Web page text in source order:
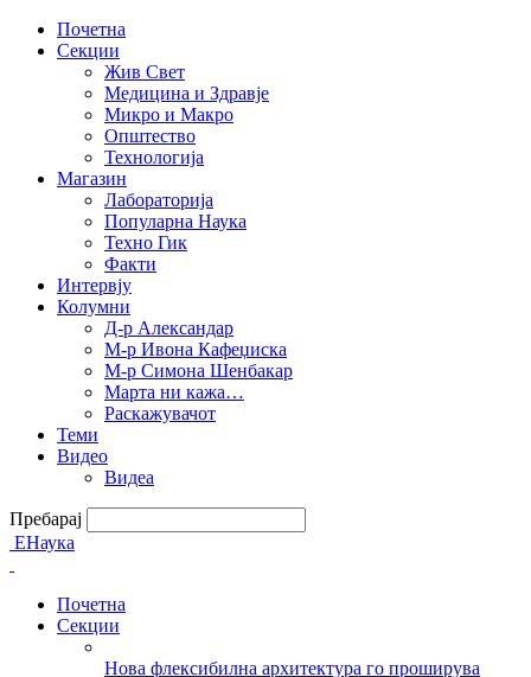
Почетна
Секции
Жив Свет
Медицина и Здравје
Микро и Макро
Општество
Технологија
Магазин
Лабораторија
Популарна Наука
Техно Гик
Факти
Интервју
Колумни
Д-р Александар
М-р Ивона Кафеџиска
М-р Симона Шенбакар
Марта ни кажа…
Раскажувачот
Теми
Видео
Видеа
Пребарај
ЕНаука
Почетна
Секции
Нова флексибилна архитектура го проширува